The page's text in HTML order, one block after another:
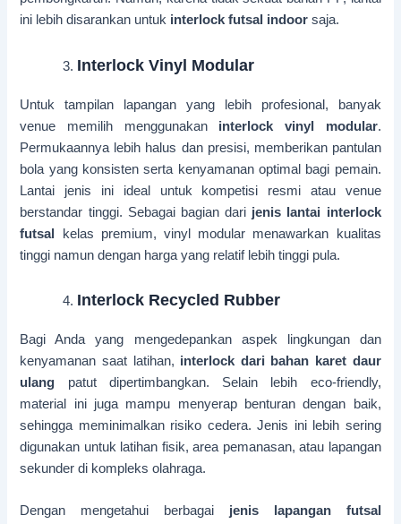
ini lebih disarankan untuk interlock futsal indoor saja.
Interlock Vinyl Modular
Untuk tampilan lapangan yang lebih profesional, banyak
venue memilih menggunakan interlock vinyl modular.
Permukaannya lebih halus dan presisi, memberikan pantulan
bola yang konsisten serta kenyamanan optimal bagi pemain.
Lantai jenis ini ideal untuk kompetisi resmi atau venue
berstandar tinggi. Sebagai bagian dari jenis lantai interlock
futsal
kelas premium, vinyl modular menawarkan kualitas
tinggi namun dengan harga yang relatif lebih tinggi pula.
Interlock Recycled Rubber
Bagi Anda yang mengedepankan aspek lingkungan dan
kenyamanan saat latihan, interlock dari bahan karet daur
ulang patut dipertimbangkan. Selain lebih eco-friendly,
material ini juga mampu menyerap benturan dengan baik,
sehingga meminimalkan risiko cedera. Jenis ini lebih sering
digunakan untuk latihan fisik, area pemanasan, atau lapangan
sekunder di kompleks olahraga.
Dengan mengetahui berbagai jenis lapangan futsal